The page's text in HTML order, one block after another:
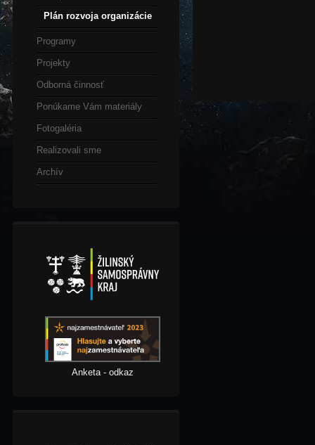
Plán rozvoja organizácie
Programy
Projekty
Odborná činnosť
Ponúkame Vám materiály
Fotogaléria
Realizovali sme
Archív
Anketa - odkaz